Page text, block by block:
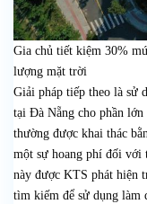
Gia chủ tiết kiệm 30%
lượng mặt trời
Giải pháp tiếp theo là sử
tại Đà Nẵng cho phần
thường được khai thác
một sự hoang phí đối với
này được KTS phát hiện
tìm kiếm để sử dụng làm